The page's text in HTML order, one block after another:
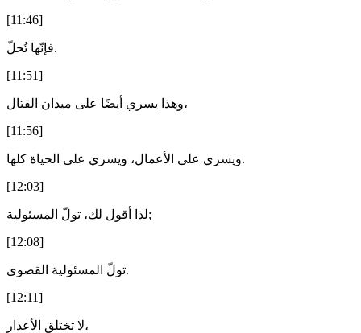
[11:46]
فإنّها تُحلّ.
[11:51]
وهذا يسري أيضًا على ميدان القتال،
[11:56]
ويسري على الأعمال، ويسري على الحياة كلها.
[12:03]
لذا أقول لك، تولّ المسئولية;
[12:08]
تولّ المسئولية القصوى.
[12:11]
لا تختلق الأعذار،